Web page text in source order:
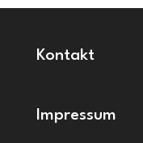
Kontakt
Impressum